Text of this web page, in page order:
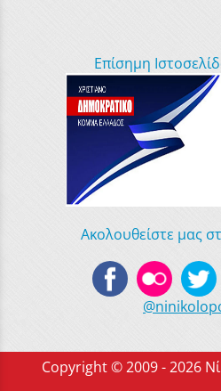
Επίσημη
Ακολουθείστε μας
Copyright © 2009 - 2026